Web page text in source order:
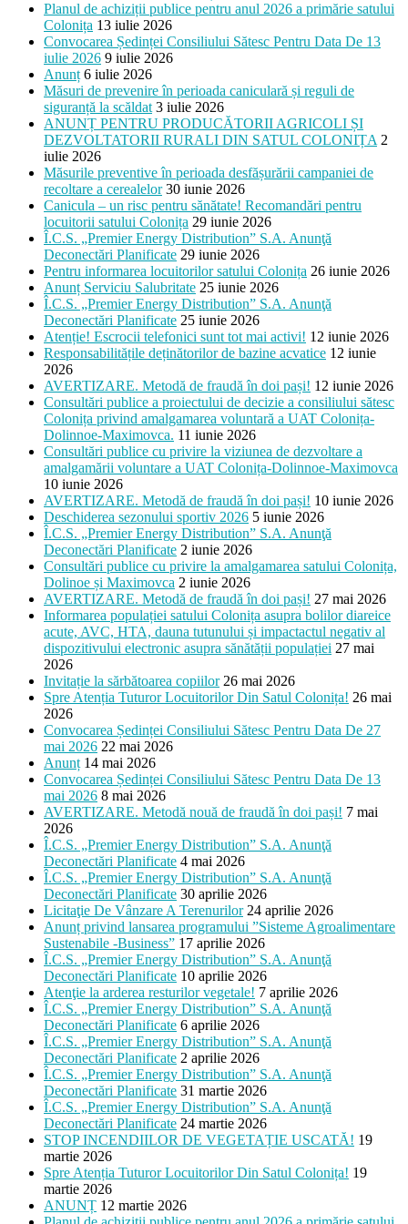
Planul de achiziții publice pentru anul 2026 a primărie satului
Colonița 13 iulie 2026
Convocarea Ședinței Consiliului Sătesc Pentru Data De 13
iulie 2026 9 iulie 2026
Anunț 6 iulie 2026
Măsuri de prevenire în perioada caniculară și reguli de
siguranță la scăldat 3 iulie 2026
ANUNȚ PENTRU PRODUCĂTORII AGRICOLI ȘI
DEZVOLTATORII RURALI DIN SATUL COLONIȚA 2
iulie 2026
Măsurile preventive în perioada desfășurării campaniei de
recoltare a cerealelor 30 iunie 2026
Canicula – un risc pentru sănătate! Recomandări pentru
locuitorii satului Colonița 29 iunie 2026
Î.C.S. „Premier Energy Distribution” S.A. Anunţă
Deconectări Planificate 29 iunie 2026
Pentru informarea locuitorilor satului Colonița 26 iunie 2026
Anunț Serviciu Salubritate 25 iunie 2026
Î.C.S. „Premier Energy Distribution” S.A. Anunţă
Deconectări Planificate 25 iunie 2026
Atenție! Escrocii telefonici sunt tot mai activi! 12 iunie 2026
Responsabilitățile deținătorilor de bazine acvatice 12 iunie
2026
AVERTIZARE. Metodă de fraudă în doi pași! 12 iunie 2026
Consultări publice a proiectului de decizie a consiliului sătesc
Colonița privind amalgamarea voluntară a UAT Colonița-
Dolinnoe-Maximovca. 11 iunie 2026
Consultări publice cu privire la viziunea de dezvoltare a
amalgamării voluntare a UAT Colonița-Dolinnoe-Maximovca
10 iunie 2026
AVERTIZARE. Metodă de fraudă în doi pași! 10 iunie 2026
Deschiderea sezonului sportiv 2026 5 iunie 2026
Î.C.S. „Premier Energy Distribution” S.A. Anunţă
Deconectări Planificate 2 iunie 2026
Consultări publice cu privire la amalgamarea satului Colonița,
Dolinoe și Maximovca 2 iunie 2026
AVERTIZARE. Metodă de fraudă în doi pași! 27 mai 2026
Informarea populației satului Colonița asupra bolilor diareice
acute, AVC, HTA, dauna tutunului și impactactul negativ al
dispozitivului electronic asupra sănătății populației 27 mai
2026
Invitație la sărbătoarea copiilor 26 mai 2026
Spre Atenția Tuturor Locuitorilor Din Satul Colonița! 26 mai
2026
Convocarea Ședinței Consiliului Sătesc Pentru Data De 27
mai 2026 22 mai 2026
Anunț 14 mai 2026
Convocarea Ședinței Consiliului Sătesc Pentru Data De 13
mai 2026 8 mai 2026
AVERTIZARE. Metodă nouă de fraudă în doi pași! 7 mai
2026
Î.C.S. „Premier Energy Distribution” S.A. Anunţă
Deconectări Planificate 4 mai 2026
Î.C.S. „Premier Energy Distribution” S.A. Anunţă
Deconectări Planificate 30 aprilie 2026
Licitaţie De Vânzare A Terenurilor 24 aprilie 2026
Anunț privind lansarea programului ”Sisteme Agroalimentare
Sustenabile -Business” 17 aprilie 2026
Î.C.S. „Premier Energy Distribution” S.A. Anunţă
Deconectări Planificate 10 aprilie 2026
Atenţie la arderea resturilor vegetale! 7 aprilie 2026
Î.C.S. „Premier Energy Distribution” S.A. Anunţă
Deconectări Planificate 6 aprilie 2026
Î.C.S. „Premier Energy Distribution” S.A. Anunţă
Deconectări Planificate 2 aprilie 2026
Î.C.S. „Premier Energy Distribution” S.A. Anunţă
Deconectări Planificate 31 martie 2026
Î.C.S. „Premier Energy Distribution” S.A. Anunţă
Deconectări Planificate 24 martie 2026
STOP INCENDIILOR DE VEGETAȚIE USCATĂ! 19
martie 2026
Spre Atenția Tuturor Locuitorilor Din Satul Colonița! 19
martie 2026
ANUNȚ 12 martie 2026